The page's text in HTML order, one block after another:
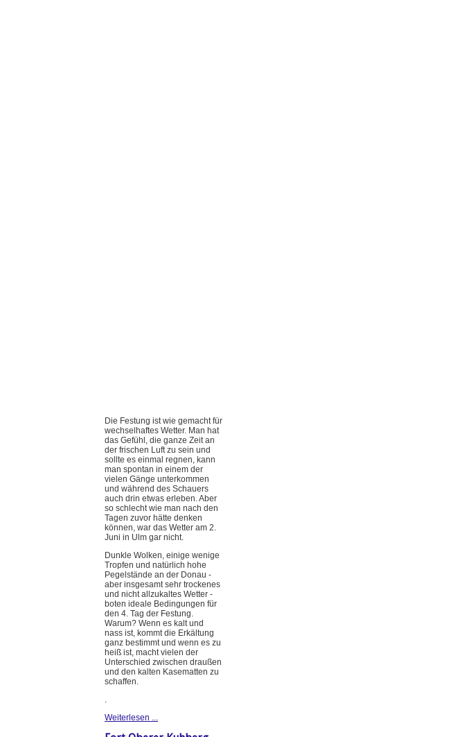
Die Festung ist wie gemacht für
wechselhaftes Wetter. Man hat
das Gefühl, die ganze Zeit an
der frischen Luft zu sein und
sollte es einmal regnen, kann
man spontan in einem der
vielen Gänge unterkommen
und während des Schauers
auch drin etwas erleben. Aber
so schlecht wie man nach den
Tagen zuvor hätte denken
können, war das Wetter am 2.
Juni in Ulm gar nicht.
Dunkle Wolken, einige wenige
Tropfen und natürlich hohe
Pegelstände an der Donau -
aber insgesamt sehr trockenes
und nicht allzukaltes Wetter -
boten ideale Bedingungen für
den 4. Tag der Festung.
Warum? Wenn es kalt und
nass ist, kommt die Erkältung
ganz bestimmt und wenn es zu
heiß ist, macht vielen der
Unterschied zwischen draußen
und den kalten Kasematten zu
schaffen.
.
Weiterlesen ...